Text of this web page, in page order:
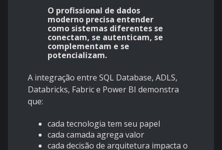
O profissional de dados
moderno precisa entender
como sistemas diferentes se
conectam, se autenticam, se
complementam e se
potencializam.
A integração entre SQL Database, ADLS,
Databricks, Fabric e Power BI demonstra
que:
cada tecnologia tem seu papel
cada camada agrega valor
cada decisão de arquitetura impacta o